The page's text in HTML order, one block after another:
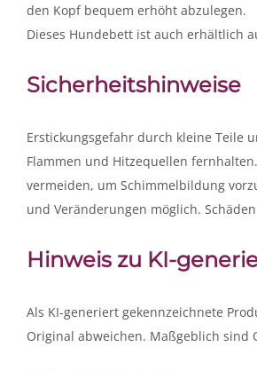
den Kopf bequem erhöht abzulegen.
Dieses Hundebett ist auch erhältlich
Sicherheitshinweise
Erstickungsgefahr durch kleine Teile
Flammen und Hitzequellen
vermeiden, um Schimmelbildung
und Veränderungen möglich.
Hinweis zu KI-
Als KI-generiert gekennzeichnete
Original abweichen. Maßgeblich sind